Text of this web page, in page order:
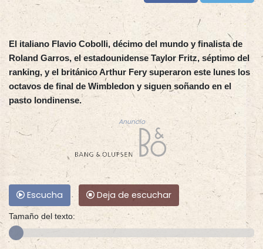
El italiano Flavio Cobolli, décimo del mundo y finalista de
Roland Garros, el estadounidense Taylor Fritz, séptimo del
ranking, y el británico Arthur Fery superaron este lunes los
octavos de final de Wimbledon y siguen soñando en el
pasto londinense.
Anuncio
Escucha Deja de escuchar
Tamaño del texto: